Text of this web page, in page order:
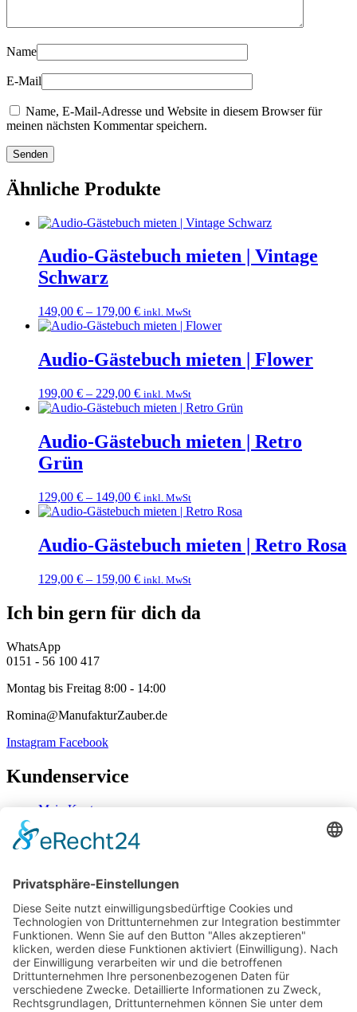
Name
E-Mail
Name, E-Mail-Adresse und Website in diesem Browser für
meinen nächsten Kommentar speichern.
Ähnliche Produkte
Audio-Gästebuch mieten | Vintage
Schwarz
149,00 € – 179,00 € inkl. MwSt
Audio-Gästebuch mieten | Flower
199,00 € – 229,00 € inkl. MwSt
Audio-Gästebuch mieten | Retro
Grün
129,00 € – 149,00 € inkl. MwSt
Audio-Gästebuch mieten | Retro Rosa
129,00 € – 159,00 € inkl. MwSt
Ich bin gern für dich da
WhatsApp
0151 - 56 100 417
Montag bis Freitag 8:00 - 14:00
Romina@ManufakturZauber.de
Instagram Facebook
Kundenservice
Mein Konto
Zahlung & Versand
Widerrufsbelehrung
Mein Konto
Kontakt
Zahlung & Versand
Widerrufsbelehrung
Vertrag Widerrufen
Informationen